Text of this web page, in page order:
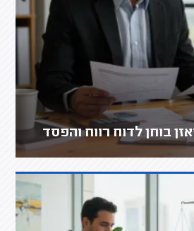
בוחן לדוח רווח והפסד